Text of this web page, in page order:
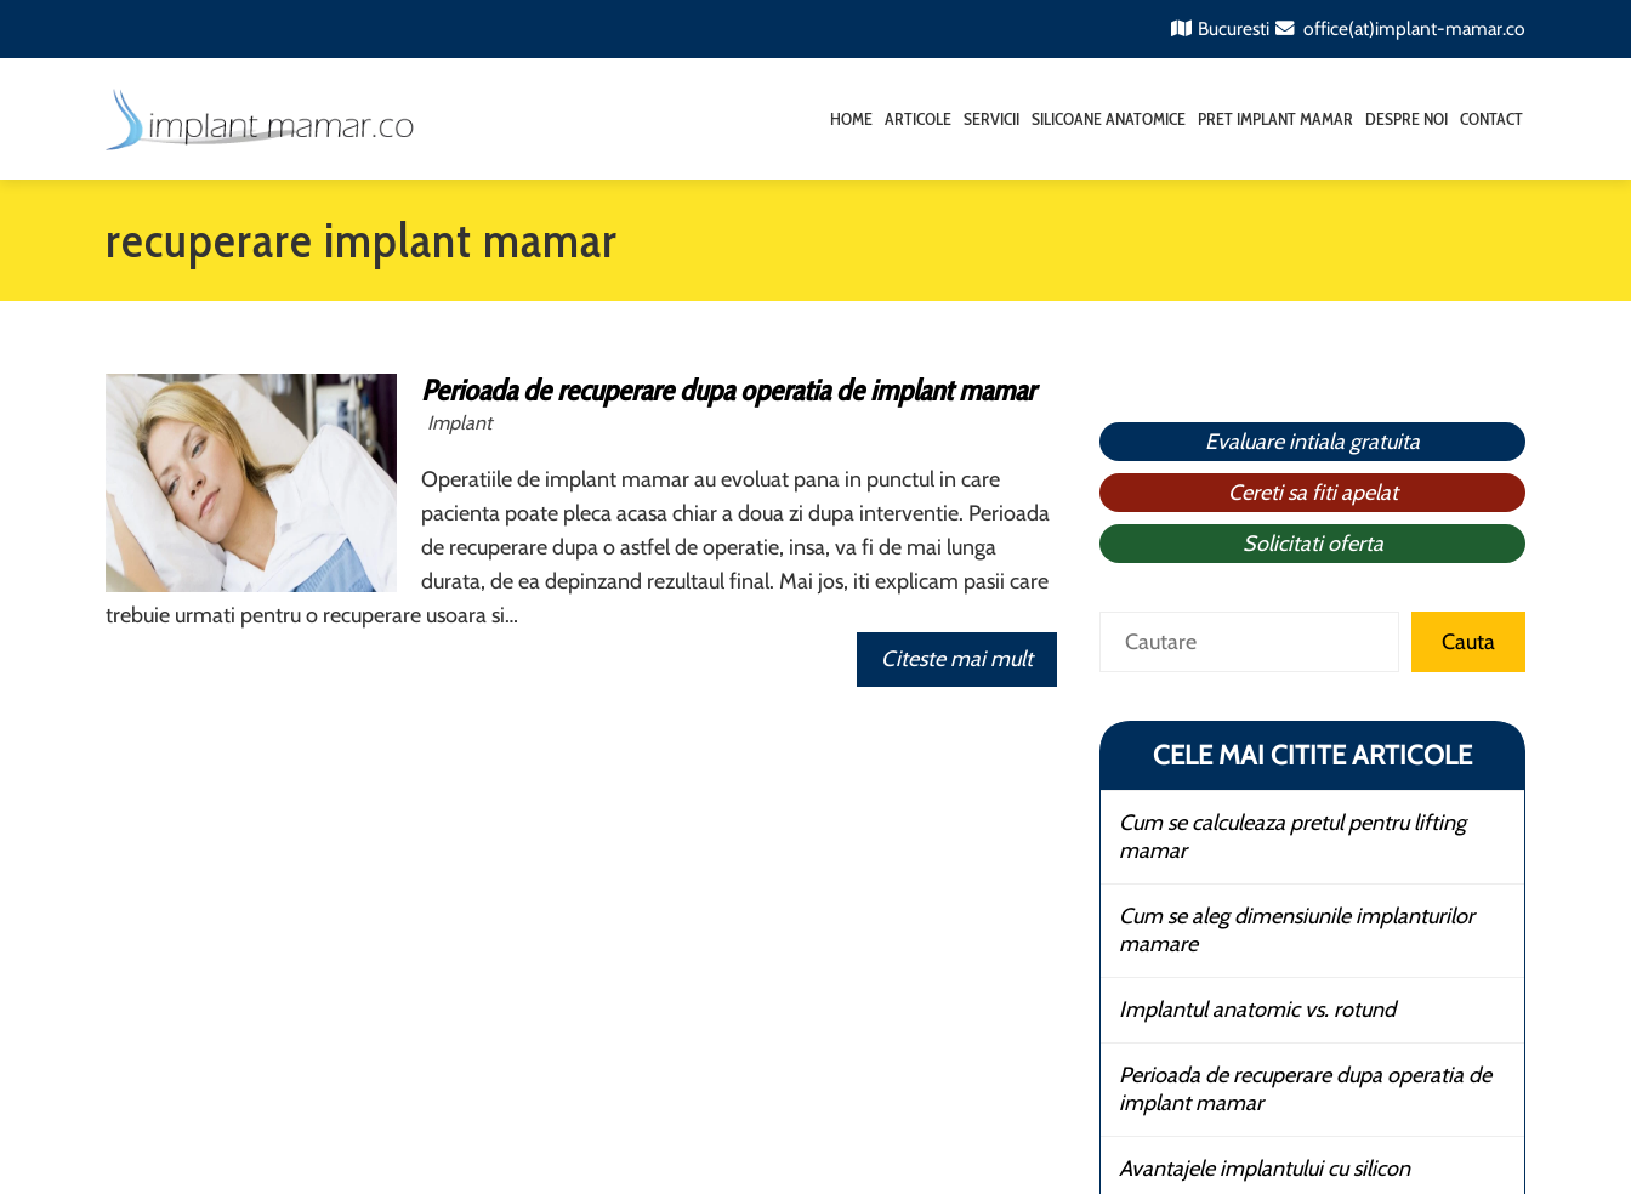
Bucuresti office(at)implant-mamar.co
HOME ARTICOLE SERVICII SILICOANE ANATOMICE PRET IMPLANT MAMAR DESPRE NOI CONTACT
recuperare implant mamar
Perioada de recuperare dupa operatia de implant mamar
Implant
Operatiile de implant mamar au evoluat pana in punctul in care
pacienta poate pleca acasa chiar a doua zi dupa interventie. Perioada
de recuperare dupa o astfel de operatie, insa, va fi de mai lunga
durata, de ea depinzand rezultaul final. Mai jos, iti explicam pasii care
trebuie urmati pentru o recuperare usoara si…
Citeste mai mult
Evaluare intiala gratuita
Cereti sa fiti apelat
Solicitati oferta
Caută Cauta
CELE MAI CITITE ARTICOLE
Cum se calculeaza pretul pentru lifting
mamar
Cum se aleg dimensiunile implanturilor
mamare
Implantul anatomic vs. rotund
Perioada de recuperare dupa operatia de
implant mamar
Avantajele implantului cu silicon